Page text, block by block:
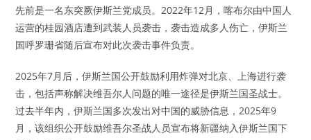
先前是一名东突厥伊斯兰党成员。2022年12月，喀布尔由中国人
运营的桂园酒店遭到武装人员袭击，袭击造成多人伤亡，伊斯兰
国呼罗珊省随后宣布对此次袭击事件负责。
2025年7月后，伊斯兰国公开鼓励利用炸弹对北京、上海进行袭
击，包括声称解决维吾尔人问题的唯一途径是伊斯兰国圣战士。
过去半年内，伊斯兰国多次发出对中国的威胁信息，2025年9
月，该组织公开鼓励维吾尔圣战人员宣布将新疆纳入伊斯兰国下